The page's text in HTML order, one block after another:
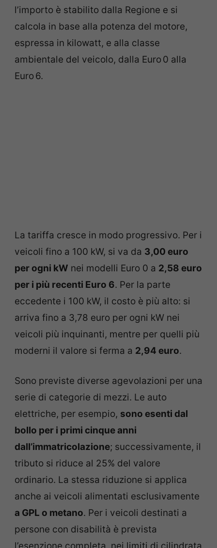
l’importo è stabilito dalla Regione e si
calcola in base alla potenza del motore,
espressa in kilowatt, e alla classe
ambientale del veicolo, dalla Euro 0 alla
Euro 6.
La tariffa cresce in modo progressivo. Per i
veicoli fino a 100 kW, si va da 3,00 euro
per ogni kW nei modelli Euro 0 a 2,58 euro
per i più recenti Euro 6. Per la parte
eccedente i 100 kW, il costo è più alto: si
arriva fino a 3,78 euro per ogni kW nei
veicoli più inquinanti, mentre per quelli più
moderni il valore si ferma a 2,94 euro.
Sono previste diverse agevolazioni per una
serie di categorie di mezzi. Le auto
elettriche, per esempio, sono esenti dal
bollo per i primi cinque anni
dall’immatricolazione; successivamente, il
tributo si riduce al 25% del valore
ordinario. La stessa riduzione si applica
anche ai veicoli alimentati esclusivamente
a GPL o metano. Per i veicoli destinati a
persone con disabilità è prevista